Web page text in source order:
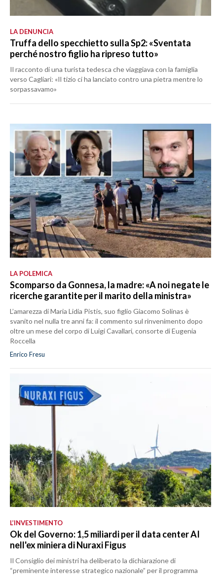
LA DENUNCIA
Truffa dello specchietto sulla Sp2: «Sventata
perché nostro figlio ha ripreso tutto»
Il racconto di una turista tedesca che viaggiava con la famiglia
verso Cagliari: «Il tizio ci ha lanciato contro una pietra mentre lo
sorpassavamo»
LA POLEMICA
Scomparso da Gonnesa, la madre: «A noi negate le
ricerche garantite per il marito della ministra»
L’amarezza di Maria Lidia Pistis, suo figlio Giacomo Solinas è
svanito nel nulla tre anni fa: il commento sul rinvenimento dopo
oltre un mese del corpo di Luigi Cavallari, consorte di Eugenia
Roccella
Enrico Fresu
L’INVESTIMENTO
Ok del Governo: 1,5 miliardi per il data center AI
nell'ex miniera di Nuraxi Figus
Il Consiglio dei ministri ha deliberato la dichiarazione di
“preminente interesse strategico nazionale” per il programma